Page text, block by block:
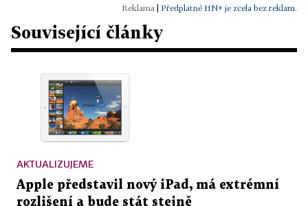
Předplatné HN+ je zcela bez reklam.
Související články
AKTUALIZUJEME
Apple představil nový iPad, má extrémní
rozlišení a bude stát stejně